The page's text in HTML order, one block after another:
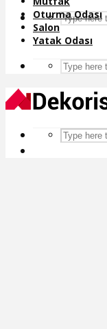
Oturma Odası
Salon
Yatak Odası